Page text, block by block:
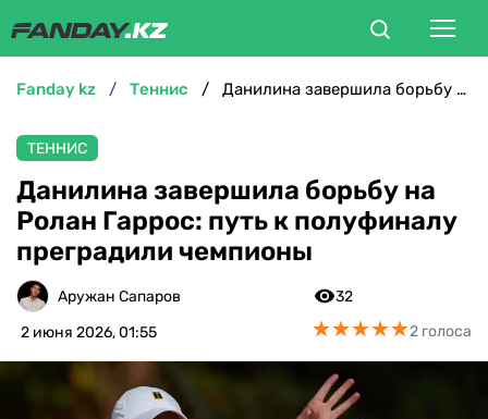
БОКС
ММА
ТЕННИС
ФУТЗАЛ
fanday kz теннис Данилина завершила борьбу на Ролан Гаррос: путь к полуфиналу преградили чемпионы
ТЕННИС
Данилина завершила борьбу на
Ролан Гаррос: путь к полуфиналу
преградили чемпионы
Аружан Сапаров
2 июня 2026, 01:55
32
★★★★★
★★★★★2 голоса